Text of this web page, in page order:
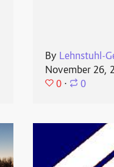
By Lehnstuhl-
November 26,
0 ⋅ 0